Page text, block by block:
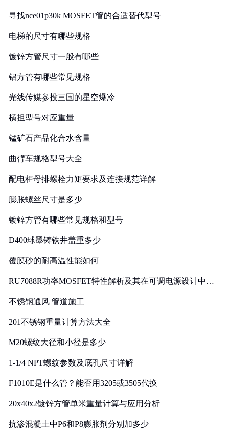
寻找nce01p30k MOSFET管的合适替代型号
电梯的尺寸有哪些规格
镀锌方管尺寸一般有哪些
铝方管有哪些常见规格
光线传媒参投三国的星空爆冷
横担型号对应重量
锰矿石产品化合水含量
曲臂车规格型号大全
配电柜母排螺栓力矩要求及连接规范详解
膨胀螺丝尺寸是多少
镀锌方管有哪些常见规格和型号
D400球墨铸铁井盖重多少
覆膜砂的耐高温性能如何
RU7088R功率MOSFET特性解析及其在可调电源设计中的
不锈钢通风 管道施工
201不锈钢重量计算方法大全
M20螺纹大径和小径是多少
1-1/4 NPT螺纹参数及底孔尺寸详解
F1010E是什么管？能否用3205或3505代换
20x40x2镀锌方管单米重量计算与应用分析
抗渗混凝土中P6和P8膨胀剂分别加多少